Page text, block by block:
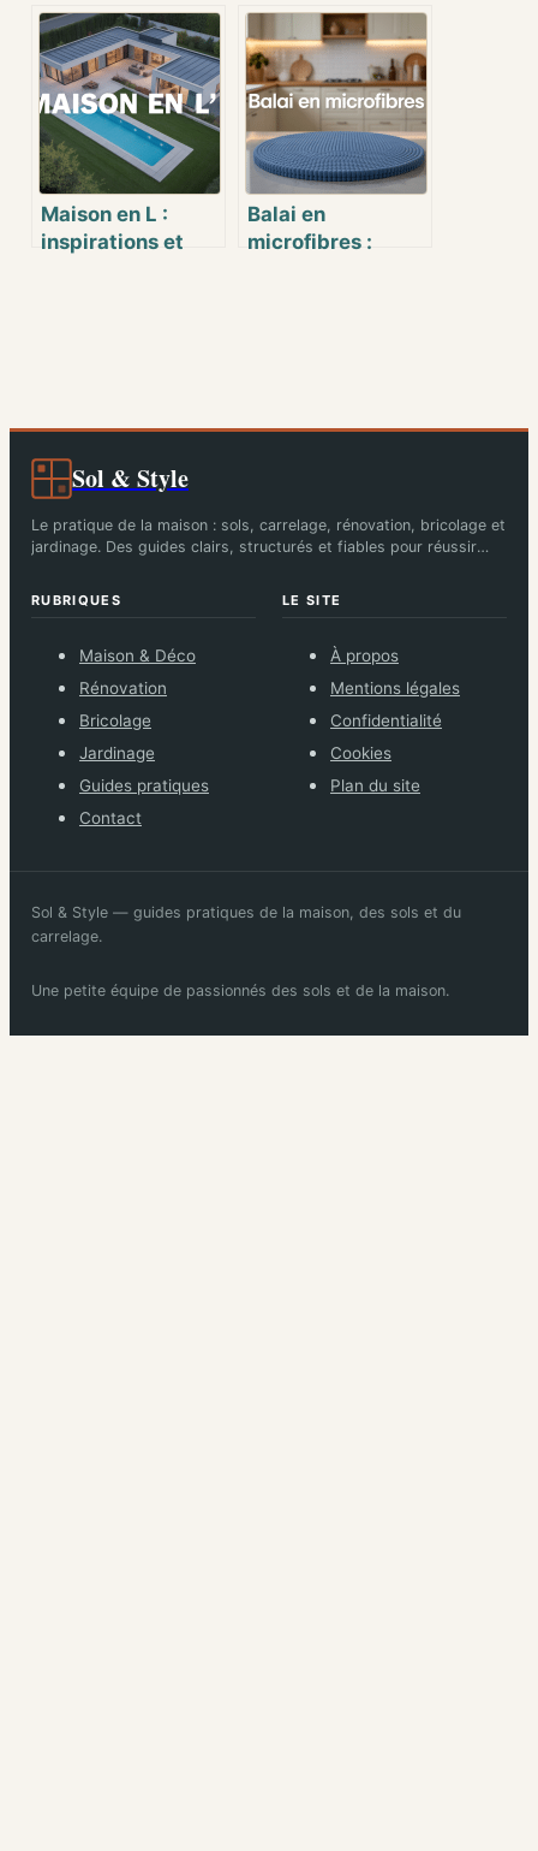
incontournable en
cuisine moderne
Toiciel choisir
pour un intérieur
parfaitement
maîtrisé
Maison en L :
inspirations et
Balai en
microfibres :
Sol & Style
Le pratique de la maison : sols, carrelage, rénovation, bricolage et
jardinage. Des guides clairs, structurés et fiables pour réussir
RUBRIQUES
Maison & Déco
Rénovation
Bricolage
Jardinage
Guides pratiques
Contact
LE SITE
À propos
Mentions légales
Confidentialité
Cookies
Plan du site
Sol & Style — guides pratiques de la maison, des sols et du
carrelage.
Une petite équipe de passionnés des sols et de la maison.